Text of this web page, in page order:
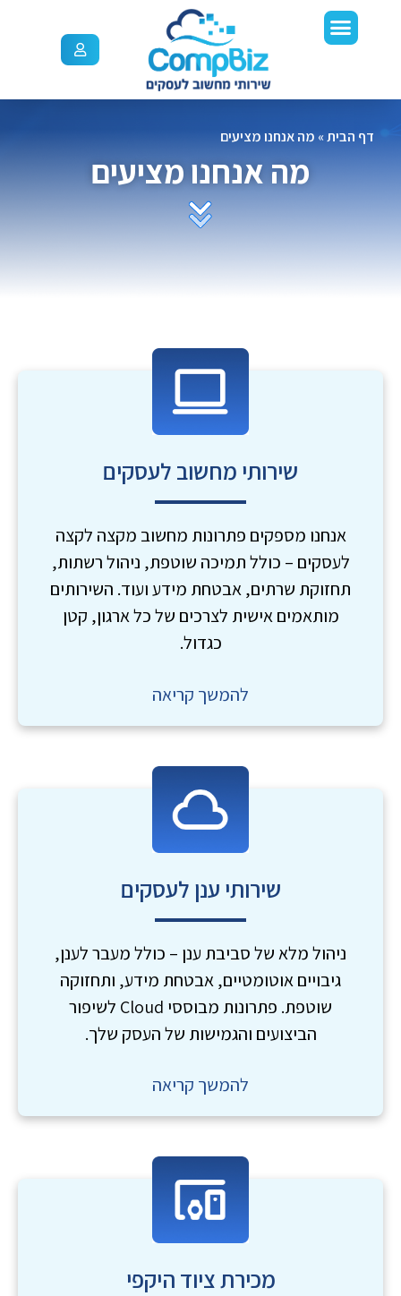
דף הבית» מה אנחנו מציעים
מה אנחנו מציעים
שירותי מחשוב לעסקים
אנחנו מספקים פתרונות מחשוב מקצה לקצה
לעסקים – כולל תמיכה שוטפת, ניהול רשתות,
תחזוקת שרתים, אבטחת מידע ועוד. השירותים
מותאמים אישית לצרכים של כל ארגון, קטן
כגדול.
להמשך קריאה
שירותי ענן לעסקים
ניהול מלא של סביבת ענן – כולל מעבר לענן,
גיבויים אוטומטיים, אבטחת מידע, ותחזוקה
שוטפת. פתרונות מבוססי Cloud לשיפור
הביצועים והגמישות של העסק שלך.
להמשך קריאה
מכירת ציוד היקפי